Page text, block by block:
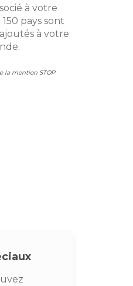
à votre
pays sont
à votre
la mention STOP